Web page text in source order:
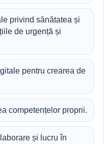
privind sănătatea și
de urgență și
pentru crearea de
competențelor proprii.
și lucru în